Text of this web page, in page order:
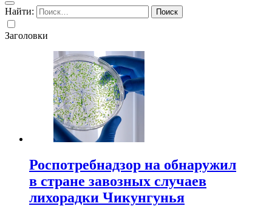
Найти:
Заголовки
Роспотребнадзор на обнаружил
в стране завозных случаев
лихорадки Чикунгунья